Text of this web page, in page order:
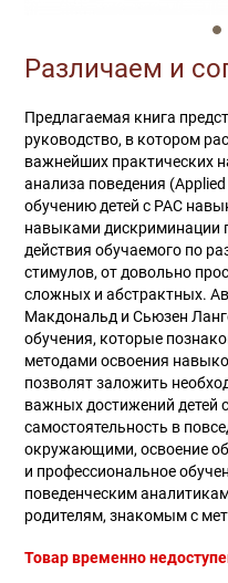
Различаем и
Предлагаемая книга
руководство, в котором
важнейших практических
анализа поведения
обучению детей с РАС
навыками дискриминации
действия обучаемого по
стимулов, от довольно
сложных и абстрактных.
Макдональд и Сьюзен
обучения, которые
методами освоения
позволят заложить
важных достижений детей
самостоятельность в
окружающими, освоение
и профессиональное
поведенческим
родителям, знакомым с
Товар временно